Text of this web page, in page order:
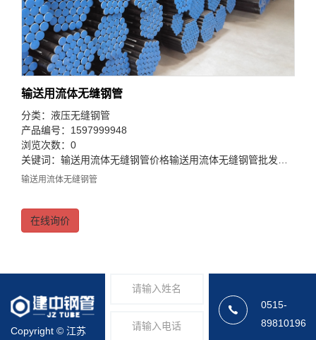
输送用流体无缝钢管
分类： 液压无缝钢管
产品编号：1597999948
浏览次数：0
关键词： 输送用流体无缝钢管价格输送用流体无缝钢管批发
输送用流体无缝钢管
在线询价
Copyright © 江苏
0515-
89810196